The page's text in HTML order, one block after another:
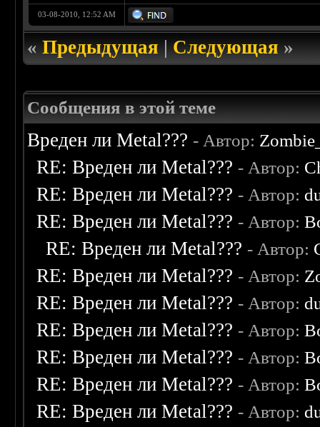
03-08-2010, 12:52 AM
«Предыдущая|Следующая»
Сообщения в этой теме
Вреден ли Metal??? - Автор:
RE: Вреден ли Metal??? - Автор:
RE: Вреден ли Metal??? - Автор:
RE: Вреден ли Metal??? - Автор:
RE: Вреден ли Metal??? - Автор:
RE: Вреден ли Metal??? - Автор:
RE: Вреден ли Metal??? - Автор:
RE: Вреден ли Metal??? - Автор:
RE: Вреден ли Metal??? - Автор:
RE: Вреден ли Metal??? - Автор:
RE: Вреден ли Metal??? - Автор: